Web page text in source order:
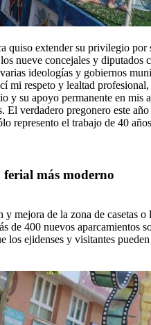
quiso extender su privilegio por
nueve concejales y diputados
ideologías y gobiernos
mi respeto y lealtad
y su apoyo permanente en mis
El verdadero pregonero este
represento el trabajo de 40
más moderno
y mejora de la zona de casetas o
de 400 nuevos aparcamientos
los ejidenses y visitantes